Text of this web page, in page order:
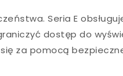
Seria E
dostęp do
za pomocą